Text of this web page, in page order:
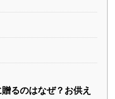
るのはなぜ？お供え